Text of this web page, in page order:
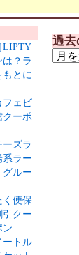
LIPTY
？ラ
とに
フェビ
ーポ
ズラ
系ラー
グルー
く便保
引クー
ン
ートル
過去